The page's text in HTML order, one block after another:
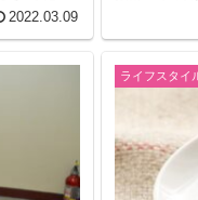
2022.03.09
ライフスタイ